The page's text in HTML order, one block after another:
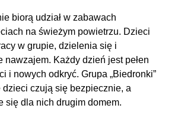
biorą udział w zabawach
na świeżym powietrzu. Dzieci
w grupie, dzielenia się i
nawzajem. Każdy dzień jest pełen
i nowych odkryć. Grupa „Biedronki”
dzieci czują się bezpiecznie, a
się dla nich drugim domem.